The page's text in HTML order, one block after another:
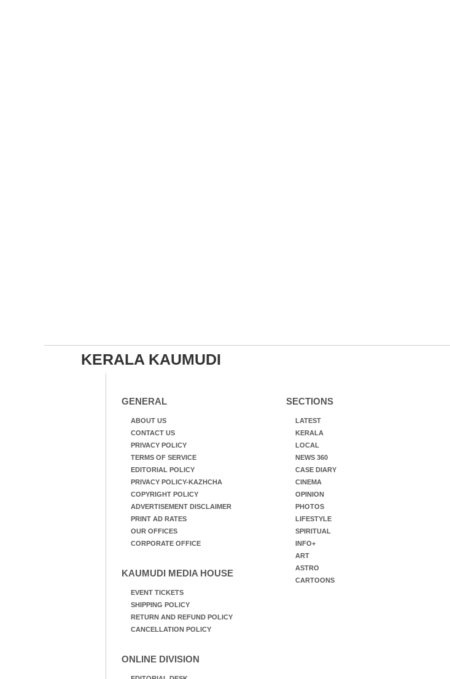
KERALA KAUMUDI
GENERAL
ABOUT US
CONTACT US
PRIVACY POLICY
TERMS OF SERVICE
EDITORIAL POLICY
PRIVACY POLICY-KAZHCHA
COPYRIGHT POLICY
ADVERTISEMENT DISCLAIMER
PRINT AD RATES
OUR OFFICES
CORPORATE OFFICE
KAUMUDI MEDIA HOUSE
EVENT TICKETS
SHIPPING POLICY
RETURN AND REFUND POLICY
CANCELLATION POLICY
ONLINE DIVISION
SECTIONS
LATEST
KERALA
LOCAL
NEWS 360
CASE DIARY
CINEMA
OPINION
PHOTOS
LIFESTYLE
SPIRITUAL
INFO+
ART
ASTRO
CARTOONS